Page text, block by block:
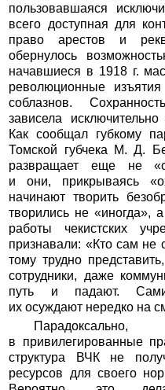
пользовавшаяся
всего доступная для
право арестов и
обернулось
начавшиеся в 1918 г.
революционные
соблазнов.
зависела
Как сообщал губкому
Томской губчека М. Д.
развращает еще не
и они, прикрываясь
начинают творить
творились не «иногда»,
работы чекистских
признавали: «Кто сам не
тому трудно
сотрудники, даже
путь и падают. Сами
их осуждают нередко на
в привилегированные
структура ВЧК не
ресурсов для своего